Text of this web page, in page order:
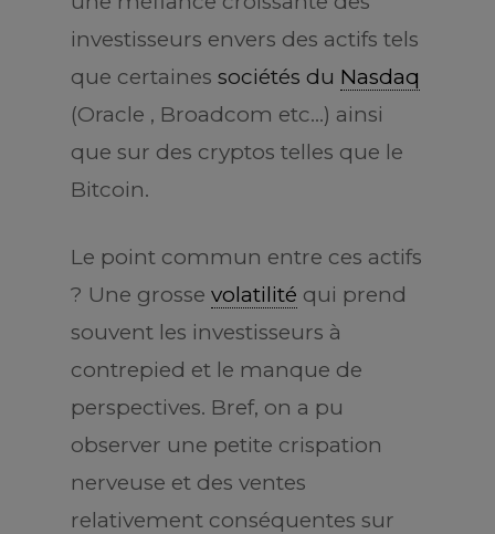
investisseurs envers des actifs tels
que certaines sociétés du Nasdaq
(Oracle , Broadcom etc…) ainsi
que sur des cryptos telles que le
Bitcoin.
Le point commun entre ces actifs
? Une grosse volatilité qui prend
souvent les investisseurs à
contrepied et le manque de
perspectives. Bref, on a pu
observer une petite crispation
nerveuse et des ventes
relativement conséquentes sur